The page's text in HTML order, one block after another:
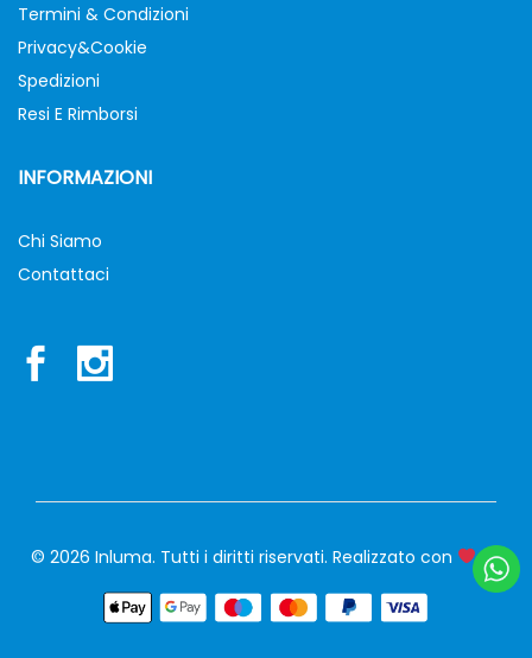
Termini & Condizioni
Privacy&Cookie
Spedizioni
Resi E Rimborsi
INFORMAZIONI
Chi Siamo
Contattaci
© 2026 Inluma. Tutti i diritti riservati. Realizzato con siw